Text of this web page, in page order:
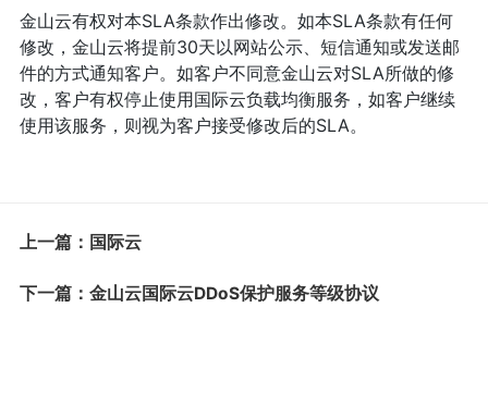
金山云有权对本SLA条款作出修改。如本SLA条款有任何
修改，金山云将提前30天以网站公示、短信通知或发送邮
件的方式通知客户。如客户不同意金山云对SLA所做的修
改，客户有权停止使用国际云负载均衡服务，如客户继续
使用该服务，则视为客户接受修改后的SLA。
上一篇：国际云
下一篇：金山云国际云DDoS保护服务等级协议